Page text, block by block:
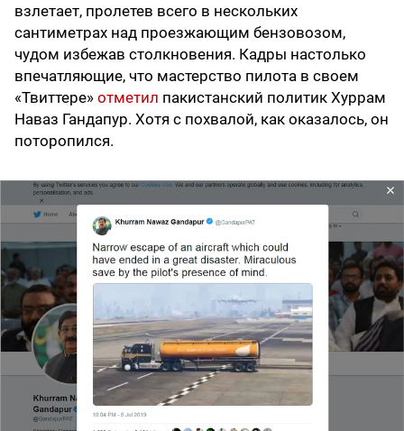
взлетает, пролетев всего в нескольких
сантиметрах над проезжающим бензовозом,
чудом избежав столкновения. Кадры настолько
впечатляющие, что мастерство пилота в своем
«Твиттере» отметил пакистанский политик Хуррам
Наваз Гандапур. Хотя с похвалой, как оказалось, он
поторопился.